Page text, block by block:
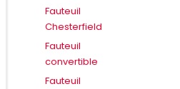
Fauteuil
Chesterfield
Fauteuil
convertible
Fauteuil